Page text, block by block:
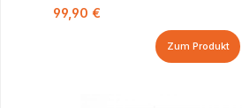
Regulärer Preis:
99,90 €
Zum Produkt